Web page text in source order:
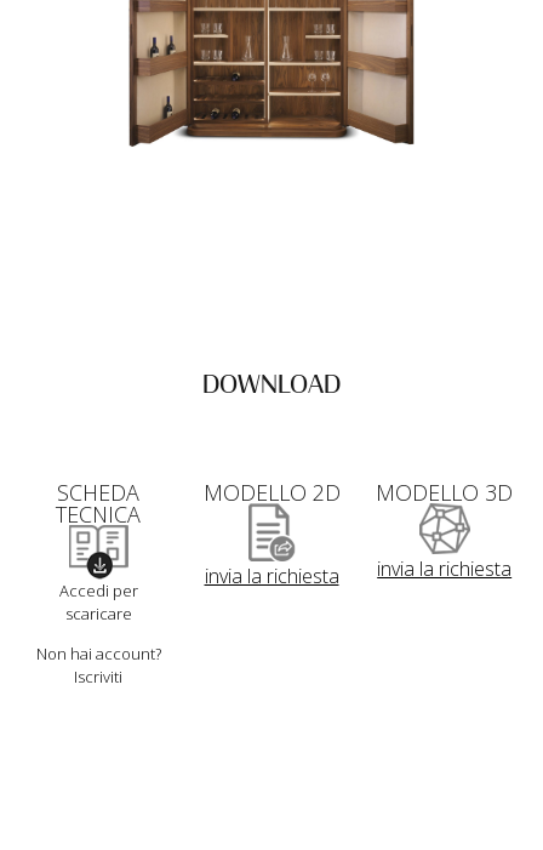
DOWNLOAD
SCHEDA
TECNICA
Accedi per
scaricare
Non hai account?
Iscriviti
MODELLO 2D
invia la richiesta
MODELLO 3D
invia la richiesta